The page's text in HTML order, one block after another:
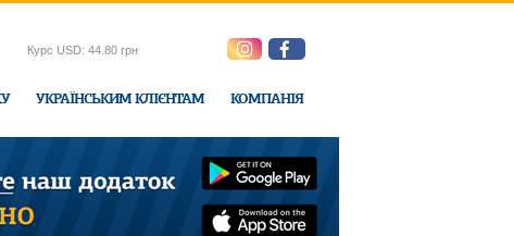
УКРАЇНСЬКИМ КЛІЄНТАМ КОМПАНІЯ
Курс USD: 44.80 грн
Express